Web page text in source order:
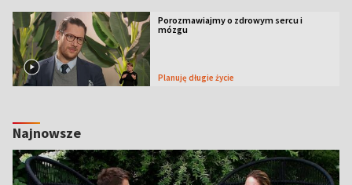
Porozmawiajmy o zdrowym sercu i
mózgu
Planuję długie życie
Najnowsze